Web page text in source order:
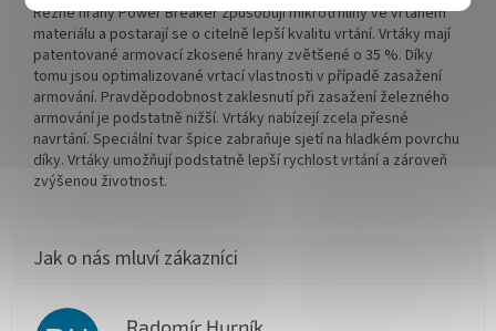
Řezné hrany Power Breaker způsobují mikrotrhliny ve vrtaném
materiálu a postarají se o citelně lepší kvalitu vrtání. Vrtáky mají
patentované armovací zkosené hrany zvětšené o 35 %. Díky
tomu jsou optimalizované vrtací vlastnosti v případě zasažení
armování. Pravděpodobnost zaklesnutí při zasažení železného
armování je podstatně nižší. Vrtáky nabízejí zcela přesné
navrtání. Speciální tvar špice zabraňuje sjetí na hladkém povrchu
díky. Vrtáky umožňují podstatně lepší rychlost vrtání a zároveň
zvýšenou životnost.
Radomír Hurník